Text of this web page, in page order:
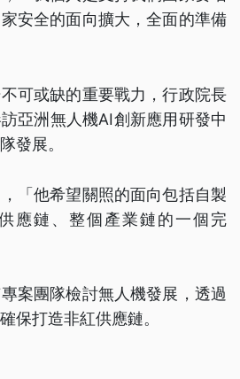
安全的面向擴大，全面的準備
可或缺的重要戰力，行政院長
亞洲無人機AI創新應用研發中
發展。
「他希望關照的面向包括自製
應鏈、整個產業鏈的一個完
案團隊檢討無人機發展，透過
保打造非紅供應鏈。